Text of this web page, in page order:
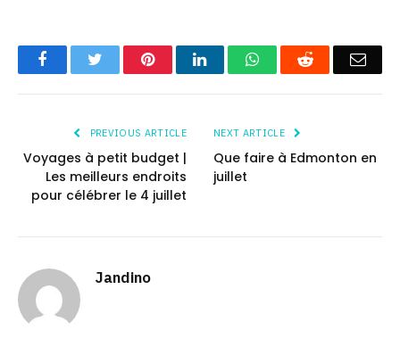
FacebookTwitter PinterestLinkedInWhatsAppReddit
PREVIOUS ARTICLE
Voyages à petit budget |
Les meilleurs endroits
pour célébrer le 4 juillet
NEXT ARTICLE
Que faire à Edmonton en
juillet
Jandino